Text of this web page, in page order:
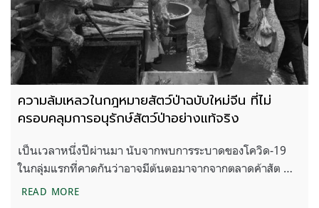
ความล้มเหลวในกฎหมายสัตว์ป่าฉบับใหม่จีน ที่ไม่
ครอบคลุมการอนุรักษ์สัตว์ป่าอย่างแท้จริง
เป็นเวลาหนึ่งปีผ่านมา นับจากพบการระบาดของโควิด-19
ในกลุ่มแรกที่คาดกันว่าอาจมีต้นตอมาจากจากตลาดค้าสัต …
READ MOREความล้มเหลวในกฎหมายสัตว์ป่าฉบับใหม่จีน ที่ไม่คร